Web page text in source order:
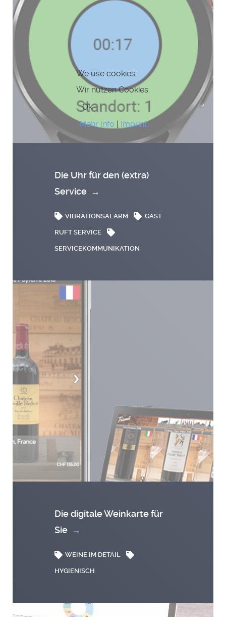
Die Uhr für den (extra)
Service →
VIBRATIONSALARM GAST
RUFT SERVICE
SERVICEKOMMUNIKATION
Die digitale Weinkarte für
Sie →
WEINE IM DETAIL
HYGIENISCH
We use cookies
Wir nutzen Cookies.
Ok
Mehr Info | Imprint